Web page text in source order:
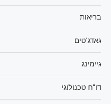
בריאות
גאדג'טים
גיימינג
דו"ח טכנולוגי